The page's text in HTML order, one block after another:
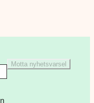
Motta nyhetsvarsel